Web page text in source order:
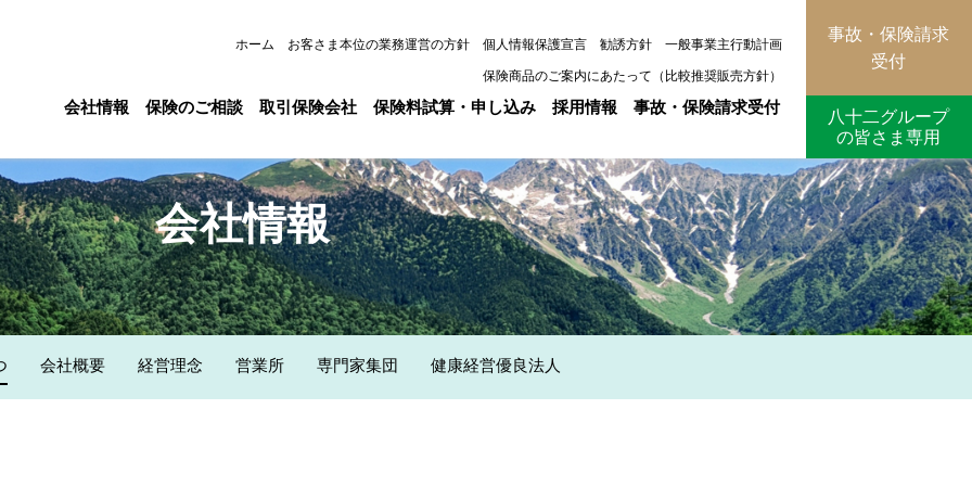
ホーム お客さま本位の業務運営の方針 個人情報保護宣言 勧誘方針 一般事業主行動計画
保険商品のご案内にあたって（比較推奨販売方針）
会社情報 保険のご相談 取引保険会社 保険料試算・申し込み 採用情報 事故・保険請求受付
事故・保険請求
受付
八十二グループ
の皆さま専用
会社情報
会社概要 経営理念 営業所 専門家集団 健康経営優良法人